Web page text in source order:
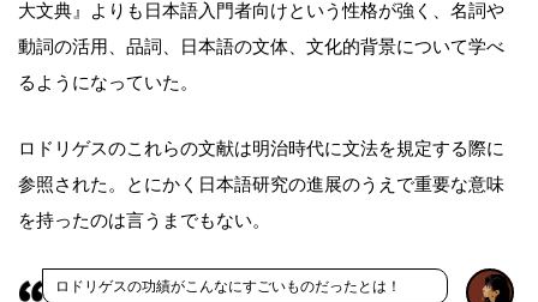
大文典』よりも日本語入門者向けという性格が強く、名詞や
動詞の活用、品詞、日本語の文体、文化的背景について学べ
るようになっていた。
ロドリゲスのこれらの文献は明治時代に文法を規定する際に
参照された。とにかく日本語研究の進展のうえで重要な意味
を持ったのは言うまでもない。
ロドリゲスの功績がこんなにすごいものだったとは！